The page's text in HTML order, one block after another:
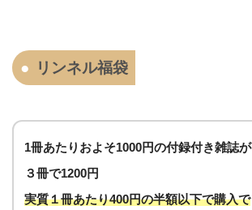
リンネル福袋
1冊あたりおよそ1000円の付録付き雑誌が
３冊で1200円
実質１冊あたり400円の半額以下で購入で